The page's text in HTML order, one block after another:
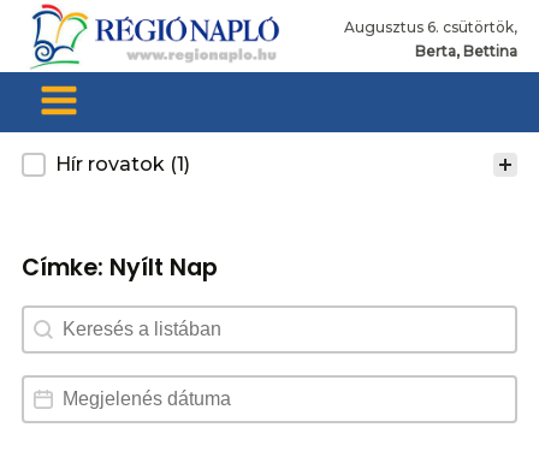
Augusztus 6. csütörtök,
Berta, Bettina
Kategoria
Hír rovatok (1)
Címke: Nyílt Nap
Search content
Dátum választó
Date